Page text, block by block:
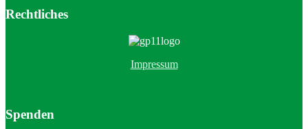
Rechtliches
Impressum
Spenden